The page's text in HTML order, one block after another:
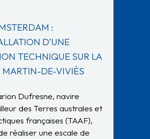
:
D’UNE
TECHNIQUE SUR LA
MARTIN-DE-VIVIÈS
Dufresne, navire
des Terres australes et
françaises (TAAF),
réaliser une escale de